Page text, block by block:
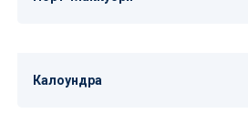
Калоундра